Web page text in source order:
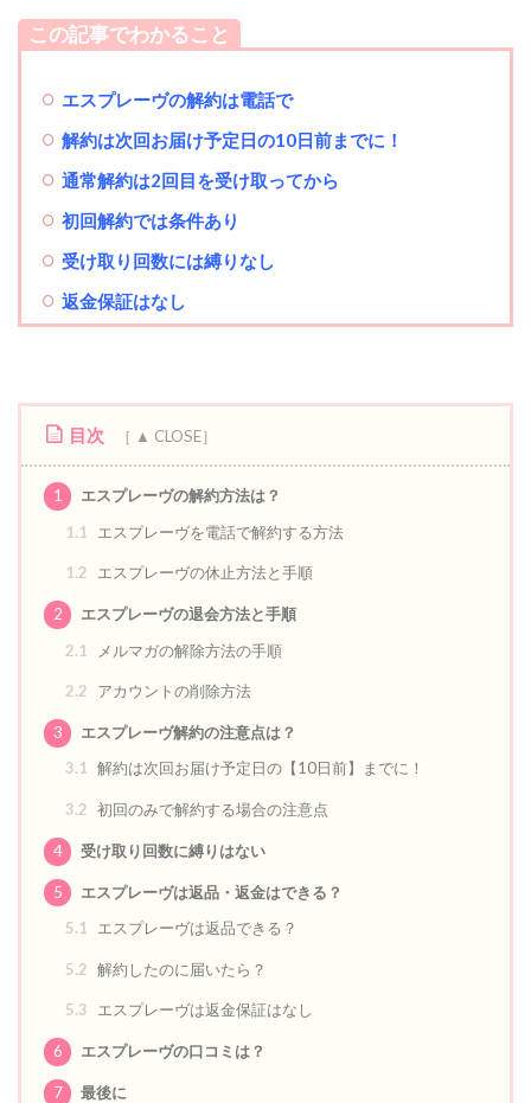
この記事でわかること
エスプレーヴの解約は電話で
解約は次回お届け予定日の10日前までに！
通常解約は2回目を受け取ってから
初回解約では条件あり
受け取り回数には縛りなし
返金保証はなし
目次
1
エスプレーヴの解約方法は？
1.1
エスプレーヴを電話で解約する方法
1.2 エスプレーヴの休止方法と手順
2
エスプレーヴの退会方法と手順
2.1
メルマガの解除方法の手順
2.2 アカウントの削除方法
3
エスプレーヴ解約の注意点は？
3.1 解約は次回お届け予定日の【10日前】までに！
3.2 初回のみで解約する場合の注意点
4 受け取り回数に縛りはない
5
エスプレーヴは返品・返金はできる？
5.1
エスプレーヴは返品できる？
5.2 解約したのに届いたら？
5.3 エスプレーヴは返金保証はなし
6 エスプレーヴの口コミは？
7 最後に